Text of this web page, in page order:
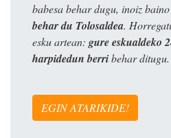
babesa behar dugu, inoiz
behar du Tolosaldea.
esku artean: gure eskualdeko
harpidedun berribehar ditugu.
EGIN ATARIKIDE!